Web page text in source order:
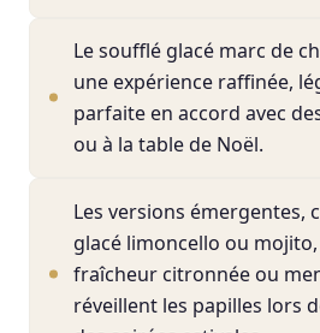
Le soufflé glacé marc de
une expérience raffinée,
parfaite en accord avec
ou à la table de Noël.
Les versions émergentes,
glacé limoncello ou
fraîcheur citronnée ou
réveillent les papilles lors